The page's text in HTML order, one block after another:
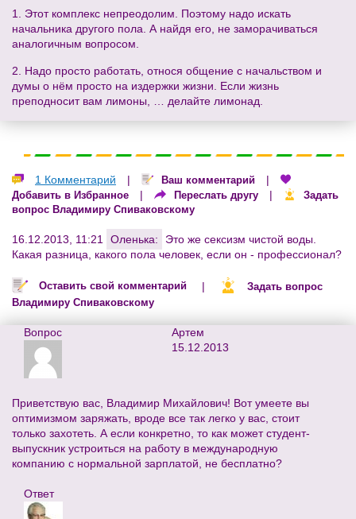
1. Этот комплекс непреодолим. Поэтому надо искать
начальника другого пола. А найдя его, не заморачиваться
аналогичным вопросом.
2. Надо просто работать, относя общение с начальством и
думы о нём просто на издержки жизни. Если жизнь
преподносит вам лимоны, … делайте лимонад.
1 Комментарий | Ваш комментарий |
Добавить в Избранное | Переслать другу |
Задать
вопрос Владимиру Спиваковскому
16.12.2013, 11:21 Оленька:
Это же сексизм чистой воды.
Какая разница, какого пола человек, если он - профессионал?
Оставить свой комментарий |
Задать вопрос
Владимиру Спиваковскому
Вопрос
Артем
15.12.2013
Приветствую вас, Владимир Михайлович! Вот умеете вы
оптимизмом заряжать, вроде все так легко у вас, стоит
только захотеть. А если конкретно, то как может студент-
выпускник устроиться на работу в международную
компанию с нормальной зарплатой, не бесплатно?
Ответ